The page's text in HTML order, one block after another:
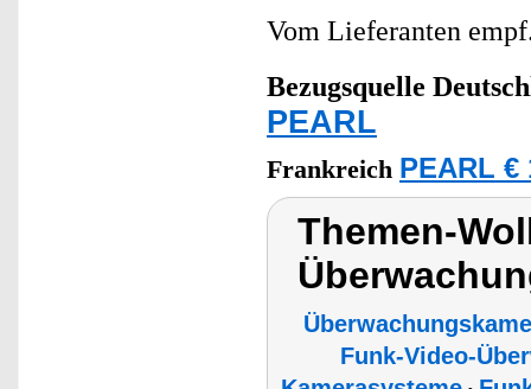
Vom Lieferanten
Bezugsquelle
PEARL
Frankreich PEARL €
Themen-
Funk-Video-